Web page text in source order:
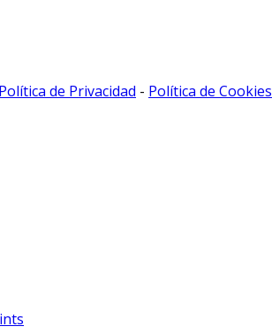
Política de Privacidad - Política de Cookies